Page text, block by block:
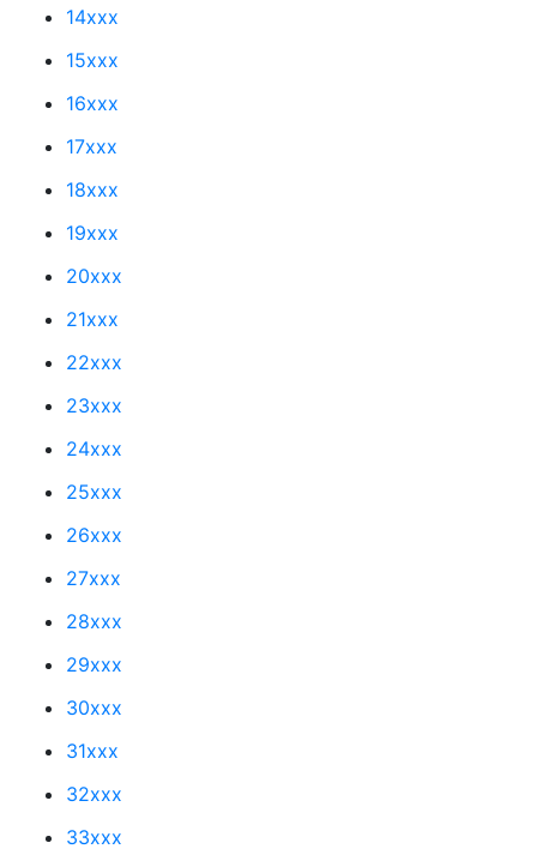
14xxx
15xxx
16xxx
17xxx
18xxx
19xxx
20xxx
21xxx
22xxx
23xxx
24xxx
25xxx
26xxx
27xxx
28xxx
29xxx
30xxx
31xxx
32xxx
33xxx